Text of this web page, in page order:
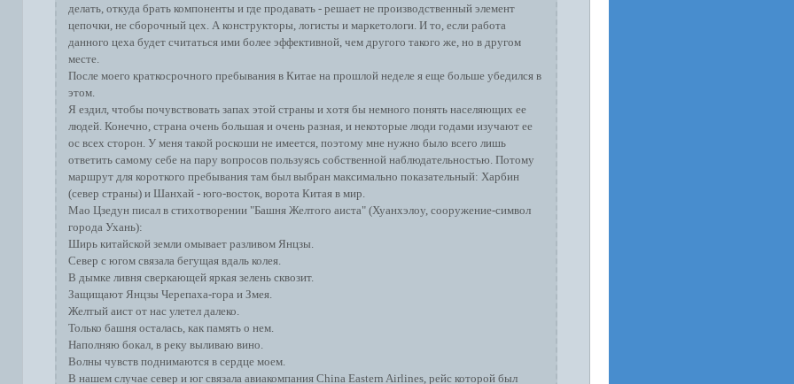
делать, откуда брать компоненты и где продавать - решает не производственный элемент
цепочки, не сборочный цех. А конструкторы, логисты и маркетологи. И то, если работа
данного цеха будет считаться ими более эффективной, чем другого такого же, но в другом
месте.
После моего краткосрочного пребывания в Китае на прошлой неделе я еще больше убедился в
этом.
Я ездил, чтобы почувствовать запах этой страны и хотя бы немного понять населяющих ее
людей. Конечно, страна очень большая и очень разная, и некоторые люди годами изучают ее
ос всех сторон. У меня такой роскоши не имеется, поэтому мне нужно было всего лишь
ответить самому себе на пару вопросов пользуясь собственной наблюдательностью. Потому
маршрут для короткого пребывания там был выбран максимально показательный: Харбин
(север страны) и Шанхай - юго-восток, ворота Китая в мир.
Мао Цзедун писал в стихотворении "Башня Желтого аиста" (Хуанхэлоу, сооружение-символ
города Ухань):
Ширь китайской земли омывает разливом Янцзы.
Север с югом связала бегущая вдаль колея.
В дымке ливня сверкающей яркая зелень сквозит.
Защищают Янцзы Черепаха-гора и Змея.
Желтый аист от нас улетел далеко.
Только башня осталась, как память о нем.
Наполняю бокал, в реку выливаю вино.
Волны чувств поднимаются в сердце моем.
В нашем случае север и юг связала авиакомпания China Eastern Airlines, рейс которой был